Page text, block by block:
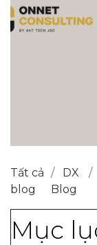
Tất cả
blog
DX
Blog
Mục